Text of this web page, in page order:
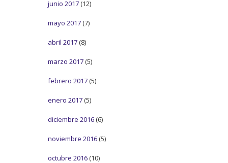
junio 2017 (12)
mayo 2017 (7)
abril 2017 (8)
marzo 2017 (5)
febrero 2017 (5)
enero 2017 (5)
diciembre 2016 (6)
noviembre 2016 (5)
octubre 2016 (10)